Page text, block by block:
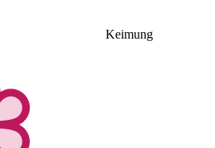
Keimung